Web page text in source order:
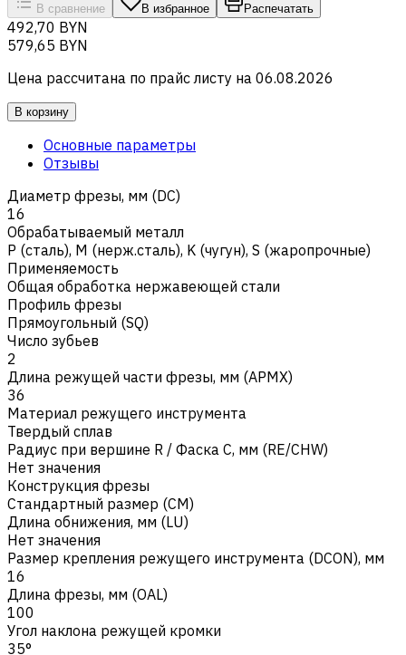
В сравнение В избранное Распечатать
492,70 BYN
579,65 BYN
Цена рассчитана по прайс листу на 06.08.2026
В корзину
Основные параметры
Отзывы
Диаметр фрезы, мм (DC)
16
Обрабатываемый металл
Р (сталь), M (нерж.сталь), K (чугун), S (жаропрочные)
Применяемость
Общая обработка нержавеющей стали
Профиль фрезы
Прямоугольный (SQ)
Число зубьев
2
Длина режущей части фрезы, мм (APMX)
36
Материал режущего инструмента
Твердый сплав
Радиус при вершине R / Фаска C, мм (RE/CHW)
Нет значения
Конструкция фрезы
Стандартный размер (CM)
Длина обнижения, мм (LU)
Нет значения
Размер крепления режущего инструмента (DCON), мм
16
Длина фрезы, мм (OAL)
100
Угол наклона режущей кромки
35°